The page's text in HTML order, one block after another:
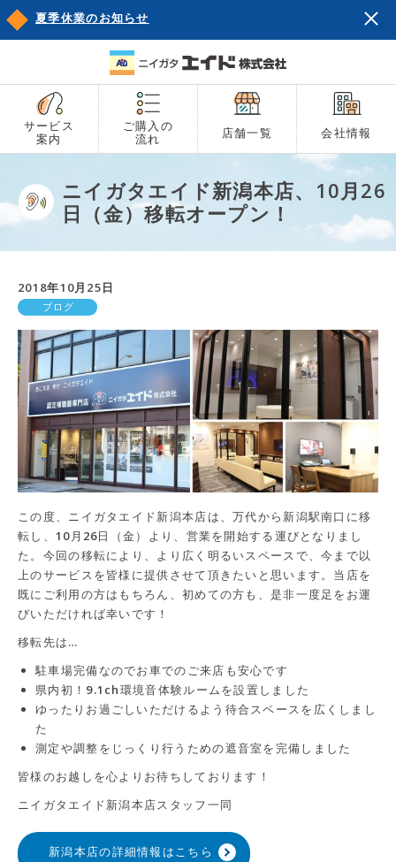
夏季休業のお知らせ
サービス
案内
ご購入の
流れ
店舗一覧 会社情報
ニイガタエイド新潟本店、10月26
日（金）移転オープン！
2018年10月25日
ブログ
この度、ニイガタエイド新潟本店は、万代から新潟駅南口に移
転し、10月26日（金）より、営業を開始する運びとなりまし
た。今回の移転により、より広く明るいスペースで、今まで以
上のサービスを皆様に提供させて頂きたいと思います。当店を
既にご利用の方はもちろん、初めての方も、是非一度足をお運
びいただければ幸いです！
移転先は…
駐車場完備なのでお車でのご来店も安心です
県内初！9.1ch環境音体験ルームを設置しました
ゆったりお過ごしいただけるよう待合スペースを広くしまし
た
測定や調整をじっくり行うための遮音室を完備しました
皆様のお越しを心よりお待ちしております！
ニイガタエイド新潟本店スタッフ一同
新潟本店の詳細情報はこちら